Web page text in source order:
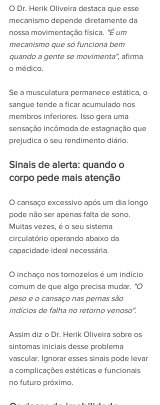
O Dr. Herik Oliveira destaca que esse
mecanismo depende diretamente da
nossa movimentação física. "É um
mecanismo que só funciona bem
quando a gente se movimenta", afirma
o médico.
Se a musculatura permanece estática, o
sangue tende a ficar acumulado nos
membros inferiores. Isso gera uma
sensação incômoda de estagnação que
prejudica o seu rendimento diário.
Sinais de alerta: quando o
corpo pede mais atenção
O cansaço excessivo após um dia longo
pode não ser apenas falta de sono.
Muitas vezes, é o seu sistema
circulatório operando abaixo da
capacidade ideal necessária.
O inchaço nos tornozelos é um indício
comum de que algo precisa mudar. "O
peso e o cansaço nas pernas são
indícios de falha no retorno venoso".
Assim diz o Dr. Herik Oliveira sobre os
sintomas iniciais desse problema
vascular. Ignorar esses sinais pode levar
a complicações estéticas e funcionais
no futuro próximo.